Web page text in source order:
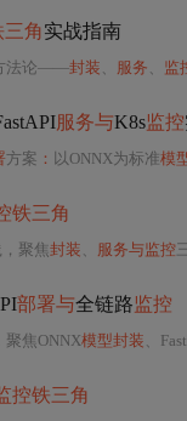
角实战指南
法论——封装 、 服务 、 监
服务与K8s监控
方案 ： 以ONNX为标准模
铁三角
聚焦封装 、 服务与监控
部署与全链路监控
聚焦ONNX模型封装 、
控铁三角